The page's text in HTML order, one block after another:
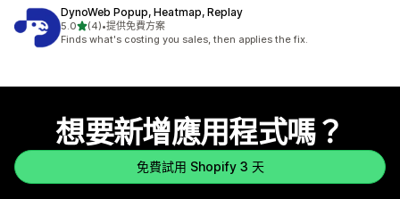
DynoWeb Popup, Heatmap, Replay
5.0滿分 5 顆星
(4)
共有 4 則評價
•提供免費方案
Finds what's costing you sales, then applies the fix.
想要新增應用程式嗎？
免費試用 Shopify 3 天